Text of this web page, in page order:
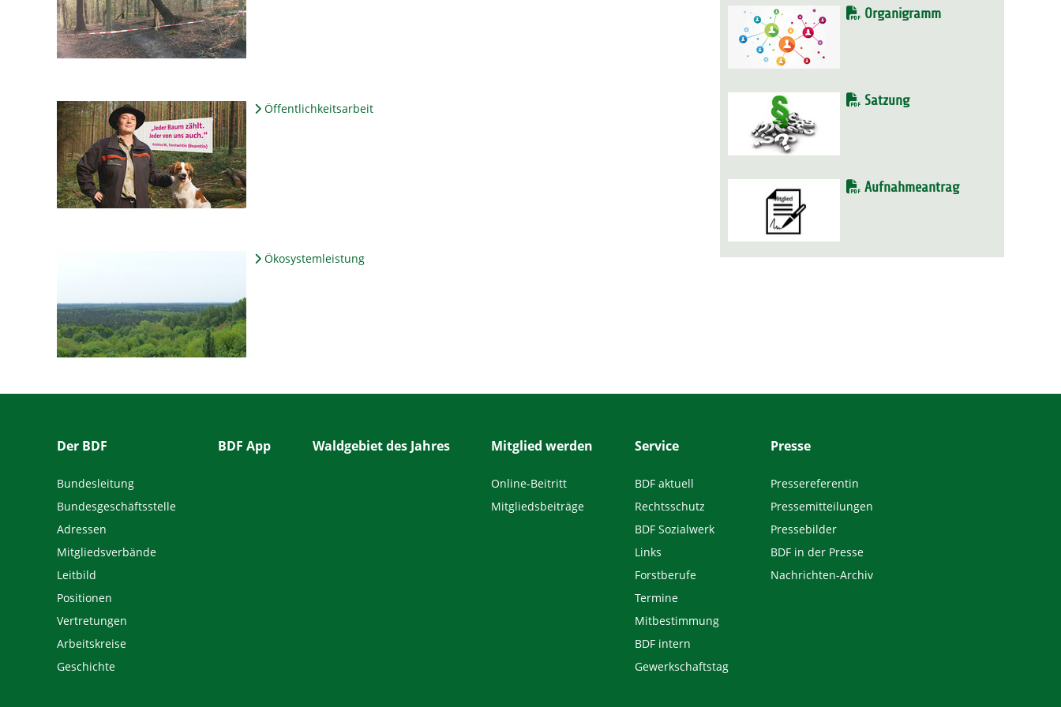
Öffentlichkeitsarbeit
Ökosystemleistung
Organigramm
Satzung
Aufnahmeantrag
Der BDF
Bundesleitung
Bundesgeschäftsstelle
Adressen
Mitgliedsverbände
Leitbild
Positionen
Vertretungen
Arbeitskreise
Geschichte
BDF App Waldgebiet des Jahres Mitglied werden
Online-Beitritt
Mitgliedsbeiträge
Service
BDF aktuell
Rechtsschutz
BDF Sozialwerk
Links
Forstberufe
Termine
Mitbestimmung
BDF intern
Gewerkschaftstag
Presse
Pressereferentin
Pressemitteilungen
Pressebilder
BDF in der Presse
Nachrichten-Archiv